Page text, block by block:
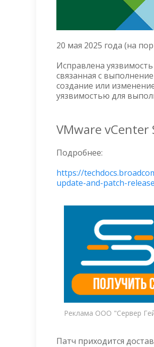
20 мая 2025 года (на
Исправлена уязвимость
связанная с
создание или
уязвимостью для
VMware vCenter
Подробнее:
https://
update-and-patch-
Реклама ООО "Сервер
Патч приходится